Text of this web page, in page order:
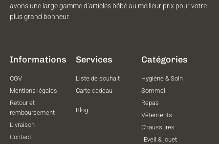
avons une large gamme d’articles bébé au meilleur prix pour votre
plus grand bonheur.
Informations
CGV
Mentions légales
Retour et
remboursement
Livraison
Contact
Services
Liste de souhait
Carte cadeau
Blog
Catégories
Hygiène & Soin
Sommeil
Repas
Vêtements
Chaussures
Eveil & jouet